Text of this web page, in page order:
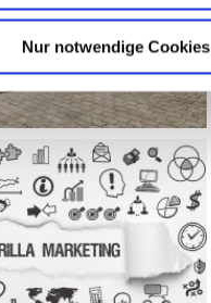
Nur notwendige Cookies